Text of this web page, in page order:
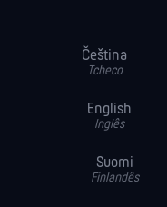
Čeština
Tcheco
English
Inglês
Suomi
Finlandês